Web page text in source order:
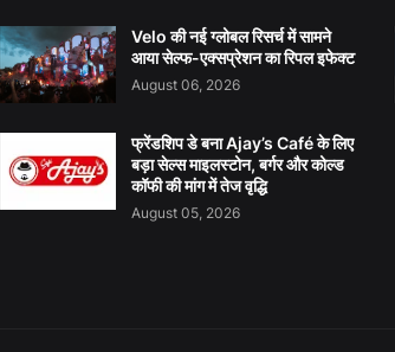
Velo की नई ग्लोबल रिसर्च में सामने
आया सेल्फ-एक्सप्रेशन का रिपल इफेक्ट
August 06, 2026
फ्रेंडशिप डे बना Ajay’s Café के लिए
बड़ा सेल्स माइलस्टोन, बर्गर और कोल्ड
कॉफी की मांग में तेज वृद्धि
August 05, 2026